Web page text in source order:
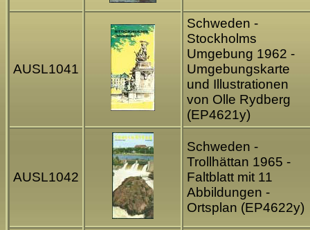
AUSL1041
Schweden -
Stockholms
Umgebung 1962 -
Umgebungskarte
und Illustrationen
von Olle Rydberg
(EP4621y)
AUSL1042
Schweden -
Trollhättan 1965 -
Faltblatt mit 11
Abbildungen -
Ortsplan (EP4622y)